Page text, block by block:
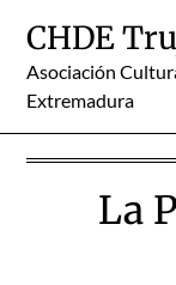
content
CHDE
Asociación
Extremadura
La